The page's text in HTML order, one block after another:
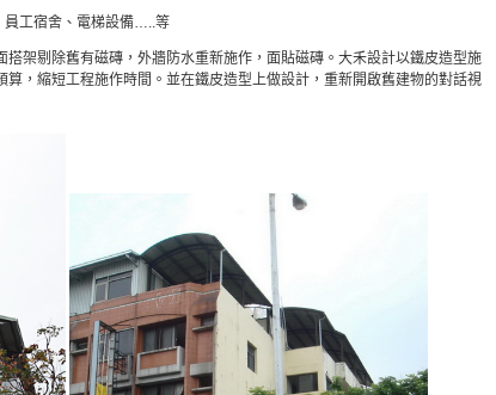
工宿舍、電梯設備…..等
架剔除舊有磁磚，外牆防水重新施作，面貼磁磚。大禾設計以鐵皮造型施
，縮短工程施作時間。並在鐵皮造型上做設計，重新開啟舊建物的對話視